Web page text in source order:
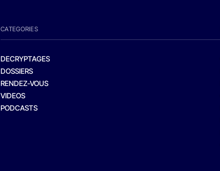
CATEGORIES
DECRYPTAGES
DOSSIERS
RENDEZ-VOUS
VIDEOS
PODCASTS